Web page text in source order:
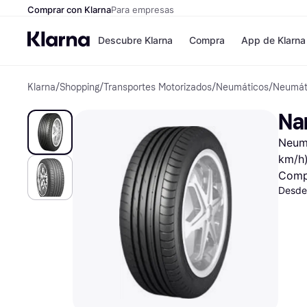
Comprar con KlarnaPara empresas
Descubre Klarna
Formas de pago
Paga ahora
Paga en 3 plazos
Paga en 30 días
Financiación
Klarna en Apple
Compra
Tiendas
Zalando Prive
JD Sports
App de Klarna
Klarna/Shopping/Transportes Motorizados/Neumáticos/
km/h)